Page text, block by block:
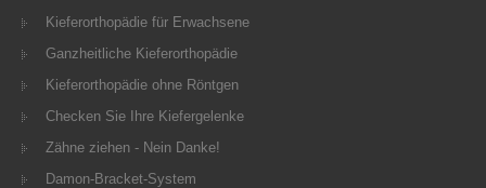
Kieferorthopädie für Erwachsene
Ganzheitliche Kieferorthopädie
Kieferorthopädie ohne Röntgen
Checken Sie Ihre Kiefergelenke
Zähne ziehen - Nein Danke!
Damon-Bracket-System